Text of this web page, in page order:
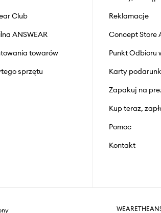
Club
ANSWEAR
towarów
sprzętu
Reklamacje
Concept Store
Punkt Odbioru
Karty
Zapakuj na
Kup teraz,
Pomoc
Kontakt